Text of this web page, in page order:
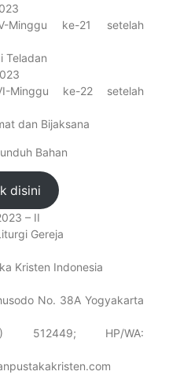
Minggu ke-21 setelah
Teladan
Minggu ke-22 setelah
dan Bijaksana
Bahan
disini
– II
Gereja
Kristen Indonesia
No. 38A Yogyakarta
512449; HP/WA: